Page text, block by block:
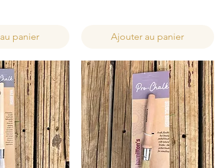
panier Ajouter au panier